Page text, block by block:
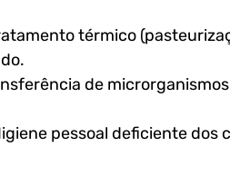
térmico
de
pessoal deficiente dos